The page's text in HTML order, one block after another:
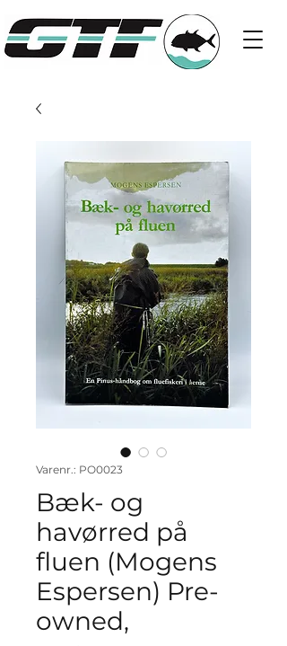
Varenr.: PO0023
Bæk- og
havørred på
fluen (Mogens
Espersen) Pre-
owned,